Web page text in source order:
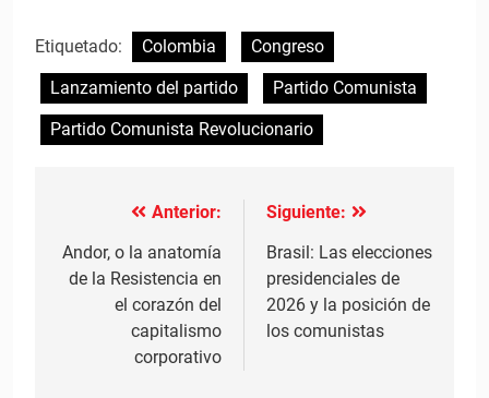
Etiquetado: Colombia
Congreso
Lanzamiento del partido
Partido Comunista
Partido Comunista Revolucionario
Navegación
de
entradas
Anterior:
Andor, o la anatomía
de la Resistencia en
el corazón del
capitalismo
corporativo
Siguiente:
Brasil: Las elecciones
presidenciales de
2026 y la posición de
los comunistas